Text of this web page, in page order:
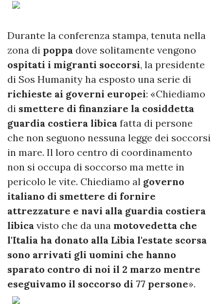
Durante la conferenza stampa, tenuta nella
zona di poppa dove solitamente vengono
ospitati i migranti soccorsi, la presidente
di Sos Humanity ha esposto una serie di
richieste ai governi europei: «Chiediamo
di smettere di finanziare la cosiddetta
guardia costiera libica fatta di persone
che non seguono nessuna legge dei soccorsi
in mare. Il loro centro di coordinamento
non si occupa di soccorso ma mette in
pericolo le vite. Chiediamo al governo
italiano di smettere di fornire
attrezzature e navi alla guardia costiera
libica visto che da una motovedetta che
l'Italia ha donato alla Libia l'estate scorsa
sono arrivati gli uomini che hanno
sparato contro di noi il 2 marzo mentre
eseguivamo il soccorso di 77 persone».